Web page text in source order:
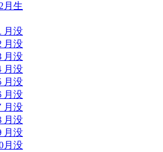
月生
月没
月没
月没
月没
月没
月没
月没
月没
月没
月没